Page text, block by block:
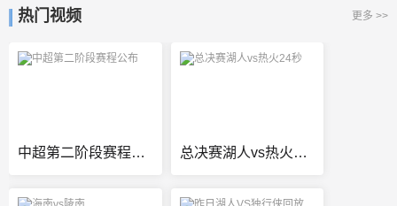
热门视频 更多 >>
中超第二阶段赛程公布 总决赛湖人vs热火24秒